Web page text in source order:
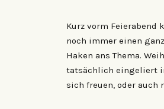
Kurz vorm Feierabend
noch immer einen
Haken ans Thema.
tatsächlich eingeliert
sich freuen, oder auch